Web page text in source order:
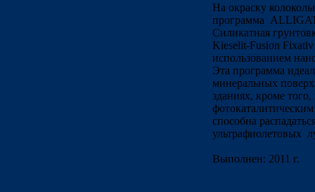
На окраску
программа
Силикатная
Kieselit-Fusion Fixativ
использованием
Эта программа
минеральных
зданиях, кроме того,
способна
ультрафиолетовых
Выполнен: 2011 г.